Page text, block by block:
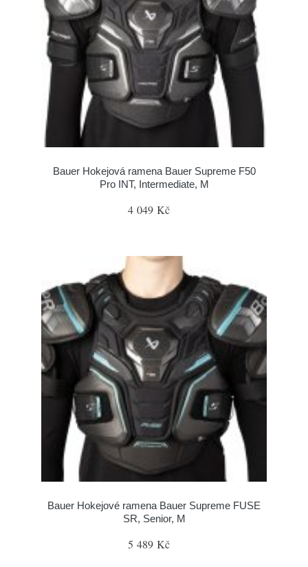
Bauer Hokejová ramena Bauer Supreme F50
Pro INT, Intermediate, M
4 049 Kč
Bauer Hokejové ramena Bauer Supreme FUSE
SR, Senior, M
5 489 Kč